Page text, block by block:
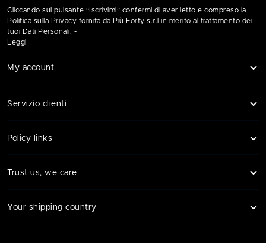
Cliccando sul pulsante “Iscrivimi” confermi di aver letto e compreso la
Politica sulla Privacy fornita da Più Forty s.r.l in merito al trattamento dei
tuoi Dati Personali. -
Leggi
My account
Servizio clienti
Policy links
Trust us, we care
Your shipping country